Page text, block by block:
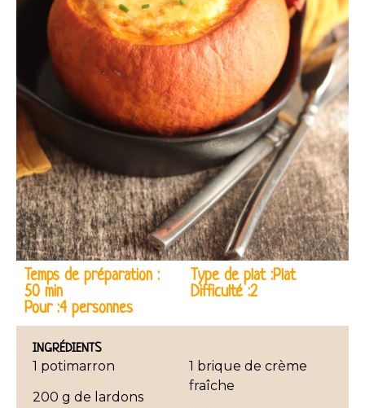
Temps de préparation :
50 min
Pour :4 personnes
Type de plat :Plat
Difficulté :2
INGRÉDIENTS
1 potimarron
200 g de lardons
1 brique de crème
fraîche